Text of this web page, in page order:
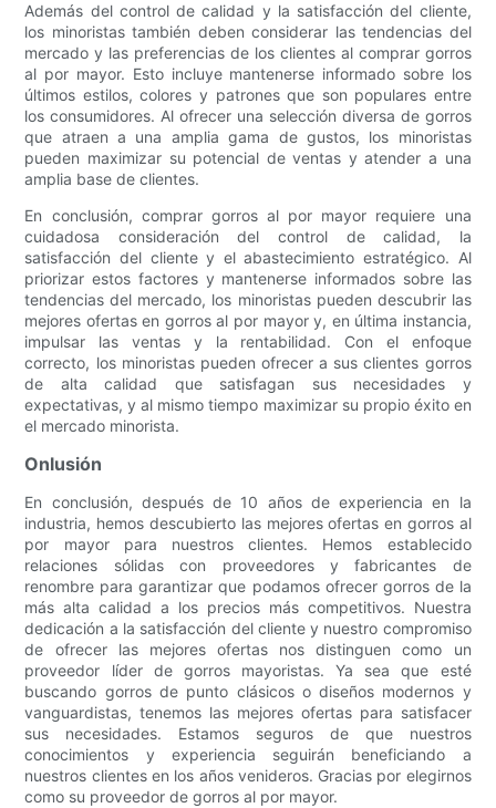
Además del control de calidad y la satisfacción del cliente,
los minoristas también deben considerar las tendencias del
mercado y las preferencias de los clientes al comprar gorros
al por mayor. Esto incluye mantenerse informado sobre los
últimos estilos, colores y patrones que son populares entre
los consumidores. Al ofrecer una selección diversa de gorros
que atraen a una amplia gama de gustos, los minoristas
pueden maximizar su potencial de ventas y atender a una
amplia base de clientes.
En conclusión, comprar gorros al por mayor requiere una
cuidadosa consideración del control de calidad, la
satisfacción del cliente y el abastecimiento estratégico. Al
priorizar estos factores y mantenerse informados sobre las
tendencias del mercado, los minoristas pueden descubrir las
mejores ofertas en gorros al por mayor y, en última instancia,
impulsar las ventas y la rentabilidad. Con el enfoque
correcto, los minoristas pueden ofrecer a sus clientes gorros
de alta calidad que satisfagan sus necesidades y
expectativas, y al mismo tiempo maximizar su propio éxito en
el mercado minorista.
Onlusión
En conclusión, después de 10 años de experiencia en la
industria, hemos descubierto las mejores ofertas en gorros al
por mayor para nuestros clientes. Hemos establecido
relaciones sólidas con proveedores y fabricantes de
renombre para garantizar que podamos ofrecer gorros de la
más alta calidad a los precios más competitivos. Nuestra
dedicación a la satisfacción del cliente y nuestro compromiso
de ofrecer las mejores ofertas nos distinguen como un
proveedor líder de gorros mayoristas. Ya sea que esté
buscando gorros de punto clásicos o diseños modernos y
vanguardistas, tenemos las mejores ofertas para satisfacer
sus necesidades. Estamos seguros de que nuestros
conocimientos y experiencia seguirán beneficiando a
nuestros clientes en los años venideros. Gracias por elegirnos
como su proveedor de gorros al por mayor.